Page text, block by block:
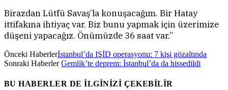
Birazdan Lütfü Savaş’la konuşacağım. Bir Hatay
ittifakına ihtiyaç var. Biz bunu yapmak için üzerimize
düşeni yapacağız. Önümüzde 36 saat var.”
Önceki Haberlerİstanbul’da IŞİD operasyonu: 7 kişi gözaltında
Sonraki HaberlerGemlik’te deprem: İstanbul’da da hissedildi
BU HABERLER DE İLGİNİZİ ÇEKEBİLİR